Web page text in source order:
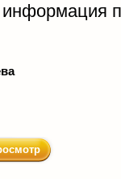
информация